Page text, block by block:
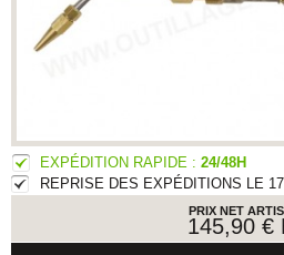
EXPÉDITION RAPIDE : 24/48H
REPRISE DES EXPÉDITIONS LE
PRIX NET
145,90 €